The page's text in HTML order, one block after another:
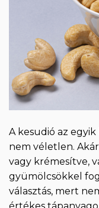
A kesudió az
nem véletlen.
vagy krémesítve,
gyümölcsökkel
választás, mert